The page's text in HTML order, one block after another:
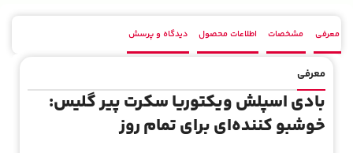
معرفی مشخصات اطلاعات محصول دیدگاه و پرسش
معرفی
بادی اسپلش ویکتوریا سکرت پیر گلیس:
خوشبو کننده‌ای برای تمام روز